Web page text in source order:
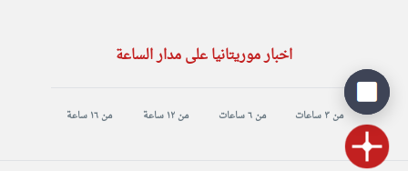
اخبار موريتانيا على مدار الساعة
من ٣ ساعات من ٦ ساعات من ١٢ ساعة من ١٦ ساعة